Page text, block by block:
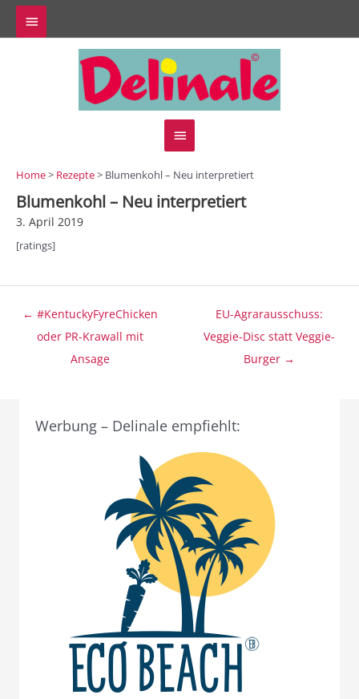
Zum
Inhalt
springen
Above
Hauptmenü
Home> Rezepte> Blumenkohl – Neu interpretiert
Blumenkohl – Neu interpretiert
3. April 2019
[ratings]
Beitragsnavigation
← #KentuckyFyreChicken
oder PR-Krawall mit
Ansage
EU-Agrarausschuss:
Veggie-Disc statt Veggie-
Burger →
Werbung – Delinale empfiehlt: